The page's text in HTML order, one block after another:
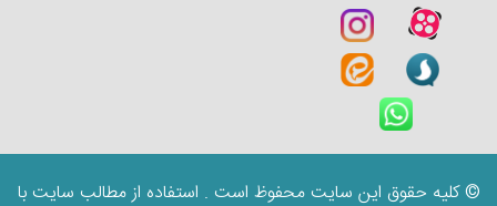
© کلیه حقوق این سایت محفوظ است . استفاده از مطالب سایت با